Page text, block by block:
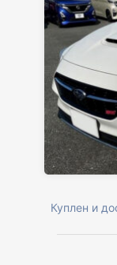
Куплен и